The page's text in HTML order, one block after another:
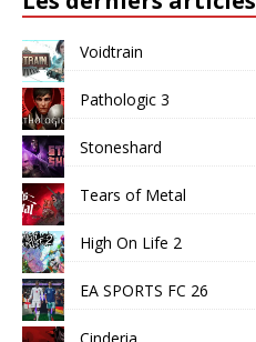
Voidtrain
Pathologic 3
Stoneshard
Tears of Metal
High On Life 2
EA SPORTS FC 26